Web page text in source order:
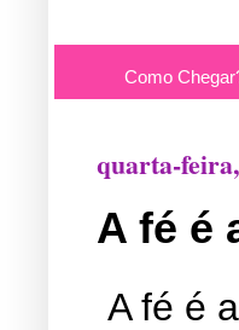
Como
quarta-feira,
A fé é
A fé é